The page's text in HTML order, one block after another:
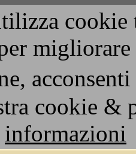
cookie &
informazioni